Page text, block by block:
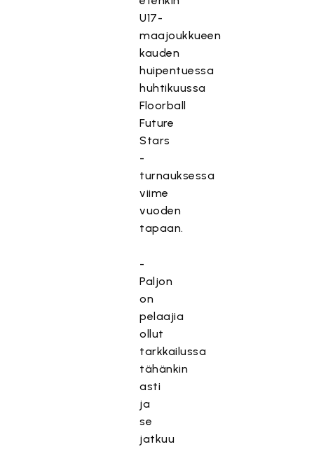
U17-
maajoukkueen
kauden
huipentuessa
huhtikuussa
Floorball
Future
Stars
-
turnauksessa
viime
vuoden
tapaan.
-
Paljon
on
pelaajia
ollut
tarkkailussa
tähänkin
asti
ja
se
jatkuu